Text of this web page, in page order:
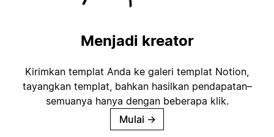
Menjadi kreator
Kirimkan templat Anda ke galeri templat Notion,
tayangkan templat, bahkan hasilkan pendapatan–
semuanya hanya dengan beberapa klik.
Mulai →